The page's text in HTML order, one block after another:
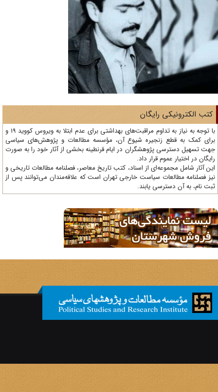
الکترونیکی رایگان
با توجه به نیاز به تداوم مراقبت‌های بهداشتی برای عدم ابتلا به ویروس کووید 19 و
کمک به قطع زنجیره شیوع آن، مؤسسه مطالعات و پژوهش‌های سیاسی
تسهیل دسترسی پژوهشگران در ایام قرنطینه بخشی از آثار خود را به صورت
در اختیار عموم قرار داد.
آثار شامل مجموعه‌ای از اسناد، کتب تاریخ معاصر، فصلنامه‌ مطالعات تاریخی و
فصلنامه مطالعات سیاست خارجی تهران است که علاقه‌مندان می‌توانند پس از
نام، به آن دسترسی یابند.